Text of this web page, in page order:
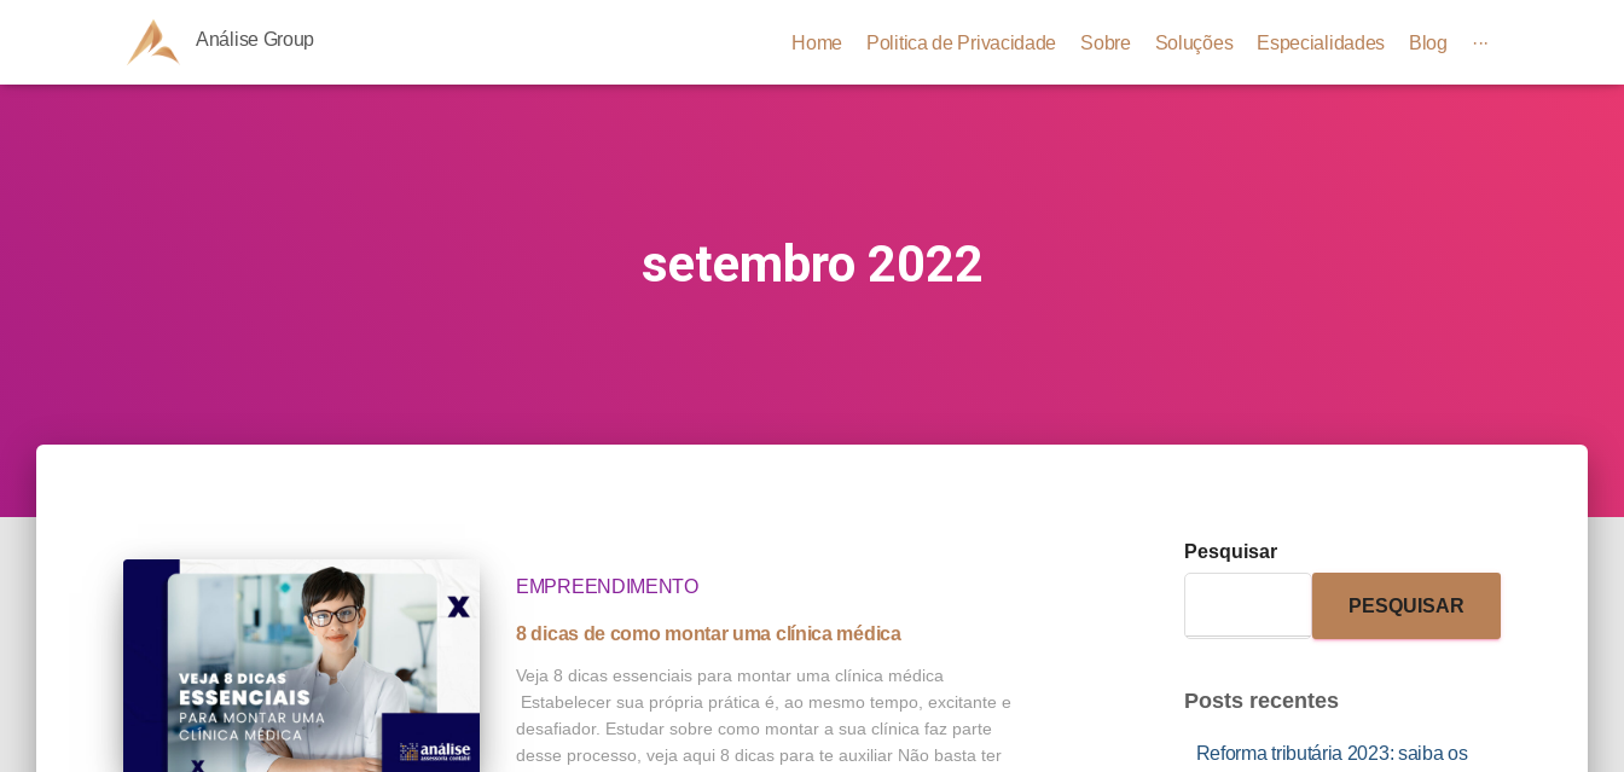
Análise Group Home Politica de Privacidade Sobre Soluções Especialidades Blog ···
setembro 2022
EMPREENDIMENTO
8 dicas de como montar uma clínica médica
Veja 8 dicas essenciais para montar uma clínica médica
Estabelecer sua própria prática é, ao mesmo tempo, excitante e
desafiador. Estudar sobre como montar a sua clínica faz parte
desse processo, veja aqui 8 dicas para te auxiliar Não basta ter
Pesquisar
PESQUISAR
Posts recentes
Reforma tributária 2023: saiba os